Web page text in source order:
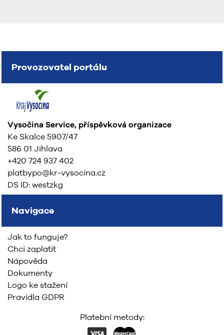
Provozovatel portálu
Vysočina Service, příspěvková organizace
Ke Skalce 5907/47
586 01 Jihlava
+420 724 937 402
platbypo@kr-vysocina.cz
DS ID: westzkg
Navigace
Jak to funguje?
Chci zaplatit
Nápověda
Dokumenty
Logo ke stažení
Pravidla GDPR
Platební metody: